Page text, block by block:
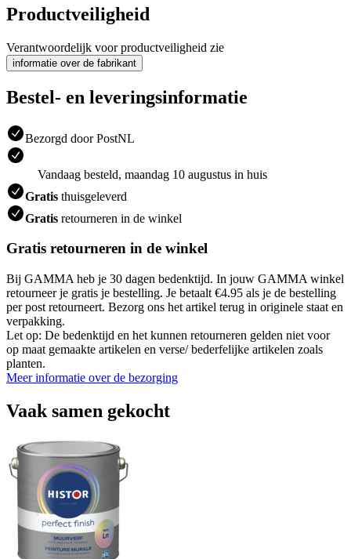
Productveiligheid
Verantwoordelijk voor productveiligheid zie
informatie over de fabrikant
Bestel- en leveringsinformatie
Bezorgd door PostNL
Vandaag besteld, maandag 10 augustus in huis
Gratis thuisgeleverd
Gratis retourneren in de winkel
Gratis retourneren in de winkel
Bij GAMMA heb je 30 dagen bedenktijd. In jouw GAMMA winkel
retourneer je gratis je bestelling. Je betaalt €4.95 als je de bestelling
per post retourneert. Bezorg ons het artikel terug in originele staat en
verpakking.
Let op: De bedenktijd en het kunnen retourneren gelden niet voor
op maat gemaakte artikelen en verse/ bederfelijke artikelen zoals
planten.
Meer informatie over de bezorging
Vaak samen gekocht